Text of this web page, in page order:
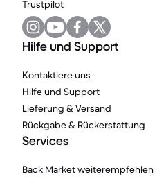
Trustpilot
Hilfe und Support
Kontaktiere uns
Hilfe und Support
Lieferung & Versand
Rückgabe & Rückerstattung
Services
Back Market weiterempfehlen